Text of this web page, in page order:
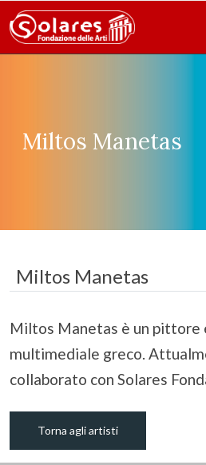
Miltos Manetas
Miltos Manetas
Miltos Manetas è un pittore
multimediale greco.
collaborato con Solares
Torna agli artisti